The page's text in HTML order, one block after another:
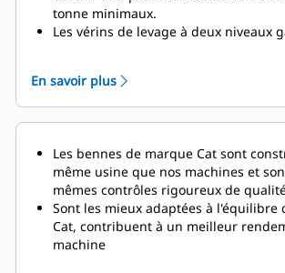
tonne minimaux.
Les vérins de levage à deux niveaux
l'abaissement, avec la fonction
activée afin de protéger le châssis et
à la fin du cycle d'abaissement.
tombereau (TPMS) permet à une
minière de gérer les charges utiles
que les tombereaux ne sont pas sous-
surchargés.Un affichage simple
fournit aux opérateurs des
la charge utile, leur permettant de
En savoir plus
Les bennes de marque Cat sont
même usine que nos machines et
mêmes contrôles rigoureux de
Sont les mieux adaptées à l'équilibre
Cat, contribuent à un meilleur
machine